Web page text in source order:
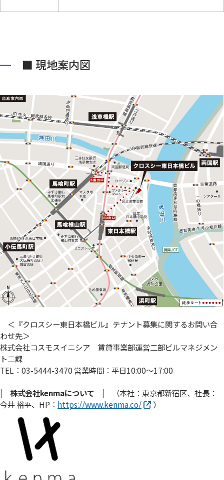
■ 現地案内図
＜『クロスシー東日本橋ビル』テナント募集に関するお問い合
わせ先＞
株式会社コスモスイニシア 賃貸事業部運営二部ビルマネジメン
ト二課
TEL：03-5444-3470 営業時間：平日10:00～17:00
| 株式会社kenmaについて | （本社：東京都新宿区、社長：
今井 裕平、HP： https://www.kenma.co/ ）